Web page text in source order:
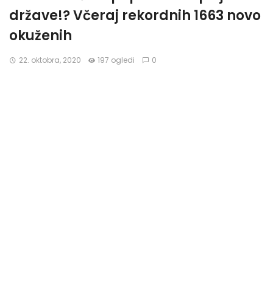
države!? Včeraj rekordnih 1663 novo
okuženih
22. oktobra, 2020 197 ogledi 0